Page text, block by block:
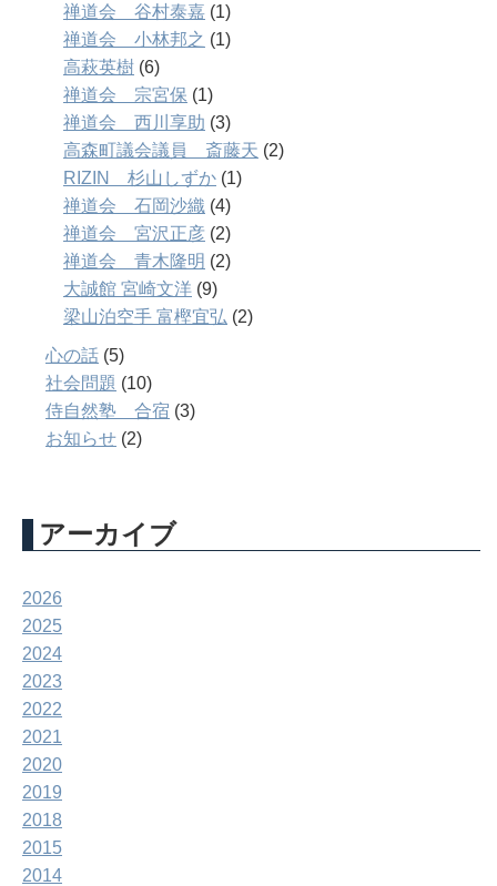
禅道会 谷村泰嘉 (1)
禅道会 小林邦之 (1)
高萩英樹 (6)
禅道会 宗宮保 (1)
禅道会 西川享助 (3)
高森町議会議員 斎藤天 (2)
RIZIN 杉山しずか (1)
禅道会 石岡沙織 (4)
禅道会 宮沢正彦 (2)
禅道会 青木隆明 (2)
大誠館 宮崎文洋 (9)
梁山泊空手 富樫宜弘 (2)
心の話 (5)
社会問題 (10)
侍自然塾 合宿 (3)
お知らせ (2)
アーカイブ
2026
2025
2024
2023
2022
2021
2020
2019
2018
2015
2014